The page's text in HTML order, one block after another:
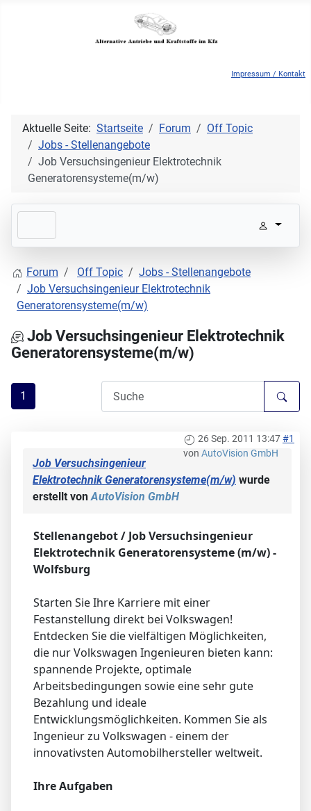
Impressum / Kontakt
Aktuelle Seite: Startseite Forum
Off Topic
Jobs - Stellenangebote
Job Versuchsingenieur Elektrotechnik
Generatorensysteme(m/w)
Forum Off Topic
Jobs - Stellenangebote
Job Versuchsingenieur Elektrotechnik
Generatorensysteme(m/w)
Job Versuchsingenieur Elektrotechnik
Generatorensysteme(m/w)
1
26 Sep. 2011 13:47#1
von AutoVision GmbH
Job Versuchsingenieur
Elektrotechnik Generatorensysteme(m/w) wurde
erstellt vonAutoVision GmbH
Stellenangebot / Job Versuchsingenieur
Elektrotechnik Generatorensysteme (m/w) -
Wolfsburg
Starten Sie Ihre Karriere mit einer
Festanstellung direkt bei Volkswagen!
Entdecken Sie die vielfältigen Möglichkeiten,
die nur Volkswagen Ingenieuren bieten kann:
spannende Projekte, optimale
Arbeitsbedingungen sowie eine sehr gute
Bezahlung und ideale
Entwicklungsmöglichkeiten. Kommen Sie als
Ingenieur zu Volkswagen - einem der
innovativsten Automobilhersteller weltweit.
Ihre Aufgaben